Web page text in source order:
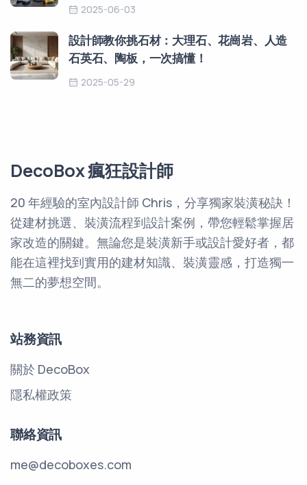
2025-06-03
設計師教你挑石材：大理石、花崗岩、人造
石英石、陶板，一次搞懂！
2025-05-29
DecoBox 瘋狂設計師
20 年經驗的室內設計師 Chris，分享獨家裝潢秘訣！
從建材挑選、裝潢流程到設計案例，帶您輕鬆掌握居
家改造的關鍵。無論您是裝潢新手或設計愛好者，都
能在這裡找到實用的建材知識、裝潢靈感，打造獨一
無二的夢想空間。
站務資訊
關於 DecoBox
隱私權政策
聯絡資訊
me@decoboxes.com